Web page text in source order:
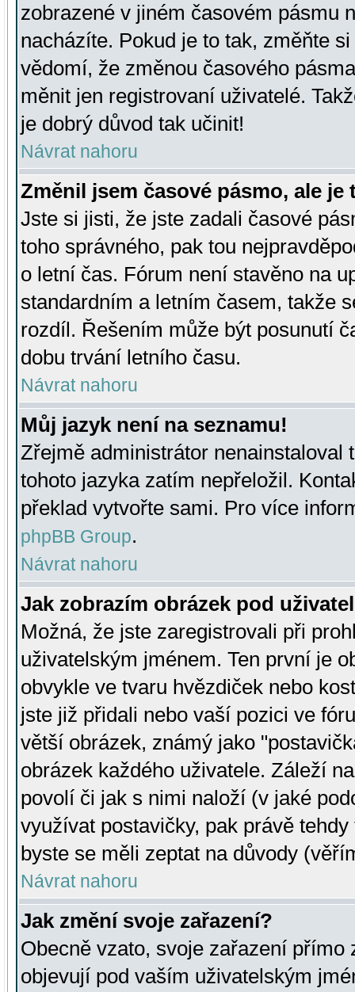
zobrazené v jiném časovém pásmu
nacházíte. Pokud je to tak, změňte
vědomí, že změnou časového
měnit jen registrovaní uživatelé.
je dobrý důvod tak učinit!
Návrat nahoru
Změnil jsem časové pásmo, ale je
Jste si jisti, že jste zadali časové
toho správného, pak tou
o letní čas. Fórum není stavěno na
standardním a letním časem, takže
rozdíl. Řešením může být posunutí
dobu trvání letního času.
Návrat nahoru
Můj jazyk není na seznamu!
Zřejmě administrátor nenainstaloval
tohoto jazyka zatím nepřeložil.
překlad vytvořte sami. Pro více
phpBB Group.
Návrat nahoru
Jak zobrazím obrázek pod
Možná, že jste zaregistrovali při
uživatelským jménem. Ten první je
obvykle ve tvaru hvězdiček nebo
jste již přidali nebo vaší pozici ve
větší obrázek, známý jako
obrázek každého uživatele. Záleží
povolí či jak s nimi naloží (v jaké
využívat postavičky, pak právě
byste se měli zeptat na důvody
Návrat nahoru
Jak změní svoje zařazení?
Obecně vzato, svoje zařazení přímo
objevují pod vaším uživatelským